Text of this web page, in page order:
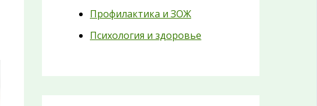
Профилактика и ЗОЖ
Психология и здоровье